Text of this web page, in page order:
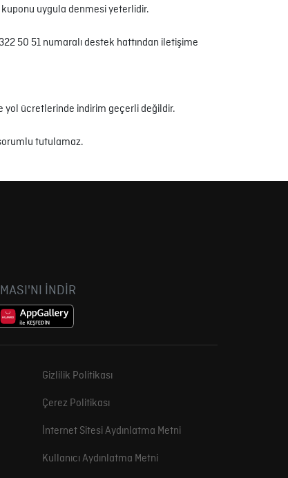
uygula denmesi yeterlidir.
50 51 numaralı destek hattından iletişime
yol ücretlerinde indirim geçerli değildir.
tutulamaz.
İNDİR
Gizlilik Politikası
Çerez Politikası
İnternet Sitesi Aydınlatma Metni
Kullanıcı Aydınlatma Metni